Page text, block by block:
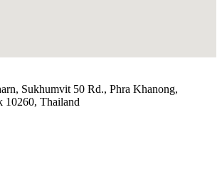
Sukhumvit 50 Rd., Phra Khanong,
10260, Thailand